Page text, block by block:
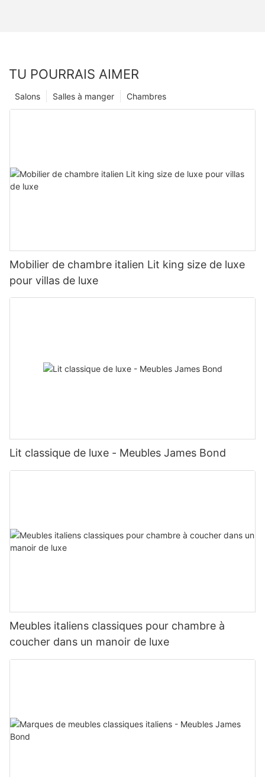
TU POURRAIS AIMER
Chambres
Salles à manger
Salons
Mobilier de chambre italien Lit king size de luxe
pour villas de luxe
Lit classique de luxe - Meubles James Bond
Meubles italiens classiques pour chambre à
coucher dans un manoir de luxe